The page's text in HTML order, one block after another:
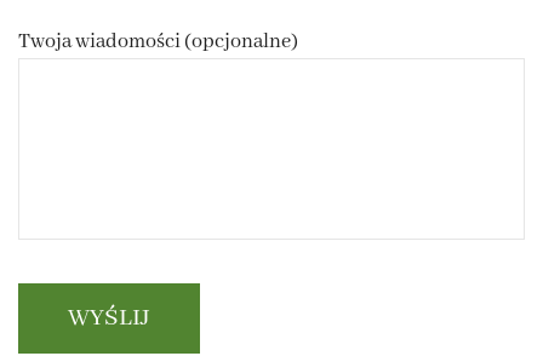
Twoja wiadomości (opcjonalne)